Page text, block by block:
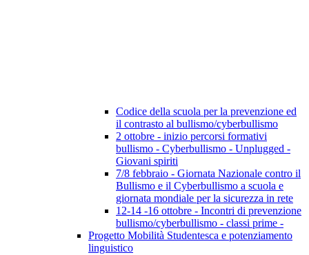
Codice della scuola per la prevenzione ed
il contrasto al bullismo/cyberbullismo
2 ottobre - inizio percorsi formativi
bullismo - Cyberbullismo - Unplugged -
Giovani spiriti
7/8 febbraio - Giornata Nazionale contro il
Bullismo e il Cyberbullismo a scuola e
giornata mondiale per la sicurezza in rete
12-14 -16 ottobre - Incontri di prevenzione
bullismo/cyberbullismo - classi prime -
Progetto Mobilità Studentesca e potenziamento
linguistico